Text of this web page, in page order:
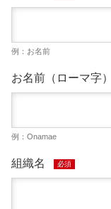
例：お名前
お名前（ローマ字）
例：Onamae
組織名 必須